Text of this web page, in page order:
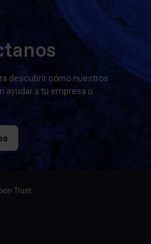
descubrir cómo nuestros
ayudar a tu empresa u
Trust